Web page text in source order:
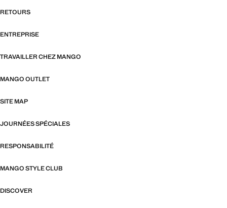
RETOURS
ENTREPRISE
TRAVAILLER CHEZ MANGO
MANGO OUTLET
SITE MAP
JOURNÉES SPÉCIALES
RESPONSABILITÉ
MANGO STYLE CLUB
DISCOVER